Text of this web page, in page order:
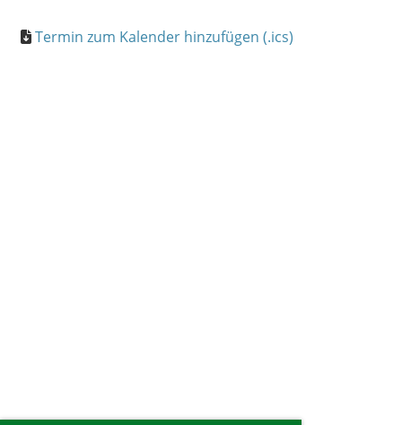
Termin zum Kalender hinzufügen (.ics)